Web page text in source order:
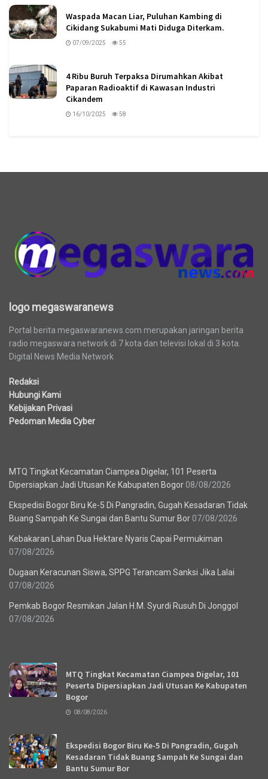
Waspada Macan Liar, Puluhan Kambing di
Cikidang Sukabumi Mati Diduga Diterkam.
07/09/2025 55
4 Ribu Buruh Terpaksa Dirumahkan Akibat
Paparan Radioaktif di Kawasan Industri
Cikandem
16/10/2025 58
logo megaswaranews
Portal berita megaswaranews.com merupakan jaringan berita
radio megaswara network di 7 kota dan televisi lokal di 3 kota.
Digital News Media Network
Redaksi
Hubungi Kami
Kebijakan Privasi
Pedoman Media Cyber
MTQ Tingkat Kecamatan Ciampea Digelar, 101 Peserta
Dipersiapkan Jadi Utusan Ke Kabupaten Bogor 08/08/2026
Ekspedisi Bogor Biru Ke-5 Di Pangradin, Gugah Kesadaran Tidak
Buang Sampah Ke Sungai dan Bantu Sumur Bor 07/08/2026
Kebakaran Lahan Dua Hektare Nyaris Capai Permukiman
07/08/2026
Dugaan Keracunan Siswa, SPPG Terancam Sanksi Jika Lalai
07/08/2026
Pemkab Bogor Resmikan Jalan H.M. Syurdi Rusuh Di Jonggol
07/08/2026
MTQ Tingkat Kecamatan Ciampea Digelar, 101
Peserta Dipersiapkan Jadi Utusan Ke Kabupaten
Bogor
08/08/2026
Ekspedisi Bogor Biru Ke-5 Di Pangradin, Gugah
Kesadaran Tidak Buang Sampah Ke Sungai dan
Bantu Sumur Bor